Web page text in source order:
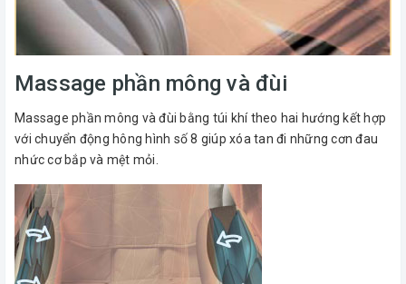
Massage phần mông và đùi
Massage phần mông và đùi bằng túi khí theo hai hướng kết hợp
với chuyển động hông hình số 8 giúp xóa tan đi những cơn đau
nhức cơ bắp và mệt mỏi.